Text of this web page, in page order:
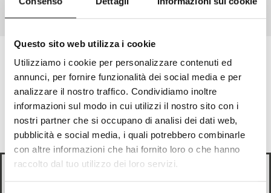
Questo sito web utilizza i cookie
Utilizziamo i cookie per personalizzare contenuti ed
annunci, per fornire funzionalità dei social media e per
analizzare il nostro traffico. Condividiamo inoltre
informazioni sul modo in cui utilizzi il nostro sito con i
nostri partner che si occupano di analisi dei dati web,
pubblicità e social media, i quali potrebbero combinarle
con altre informazioni che hai fornito loro o che hanno
raccolto dal tuo utilizzo dei loro servizi.
Rejoins la communauté !
Tu recevras tout de suite uneréduction de10%sur
ton prochain achat
Email